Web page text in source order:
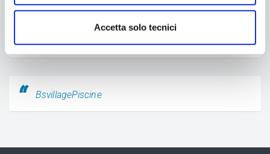
Accetta solo tecnici
Accetto l'informativa sullaprivacy
BsvillagePiscine